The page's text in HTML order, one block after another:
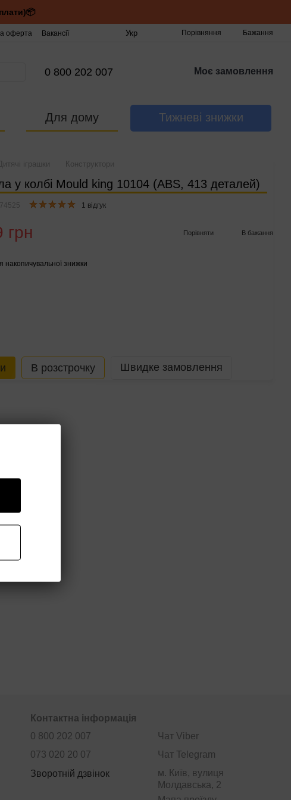
оферта Вакансії Укр Порівняння Бажання
0 800 202 007 Моє замовлення
Для дому Тижневі знижки
іграшки Конструктори
у колбі Mould king 10104 (ABS, 413 деталей)
1 відгук
грн Порівняти В бажання
накопичувальної знижки
В розстрочку Швидке замовлення
Контактна інформація
0 800 202 007
073 020 20 07
Зворотній дзвінок
Чат Viber
Чат Telegram
м. Київ, вулиця
Молдавська, 2